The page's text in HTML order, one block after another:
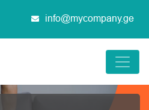
info@mycompany.ge